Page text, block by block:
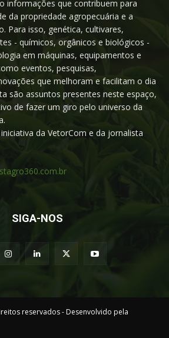
informações que contribuem para
da propriedade agropecuária e a
Para isso, genética, cultivares,
- químicos, orgânicos e biológicos -
em máquinas, equipamentos e
eventos, pesquisas,
que melhoram e facilitam o dia
são assuntos presentes neste espaço,
de fazer um giro pelo universo da
da VetorCom e da jornalista
SIGA-NOS
reservados - Desenvolvido pela